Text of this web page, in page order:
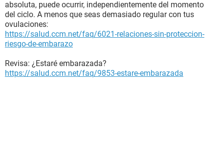
absoluta, puede ocurrir, independientemente del momento
del ciclo. A menos que seas demasiado regular con tus
ovulaciones:
https://salud.ccm.net/faq/6021-relaciones-sin-proteccion-
riesgo-de-embarazo
Revisa: ¿Estaré embarazada?
https://salud.ccm.net/faq/9853-estare-embarazada